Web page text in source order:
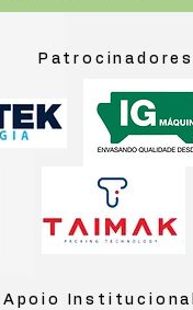
Patrocinadores
Apoio Institucional